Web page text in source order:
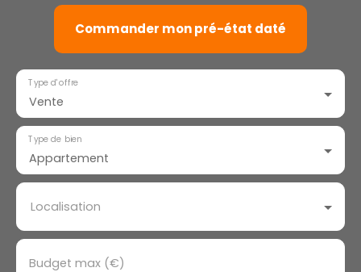
Commander mon pré-état daté
Vente
Type d'offre
Appartement
Type de bien
Localisation
Budget max (€)